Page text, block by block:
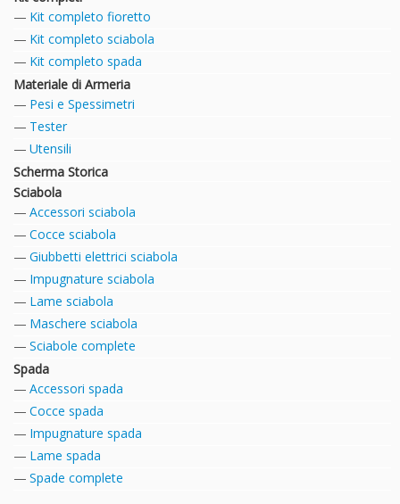
Kit completo fioretto
Kit completo sciabola
Kit completo spada
Materiale di Armeria
Pesi e Spessimetri
Tester
Utensili
Scherma Storica
Sciabola
Accessori sciabola
Cocce sciabola
Giubbetti elettrici sciabola
Impugnature sciabola
Lame sciabola
Maschere sciabola
Sciabole complete
Spada
Accessori spada
Cocce spada
Impugnature spada
Lame spada
Spade complete